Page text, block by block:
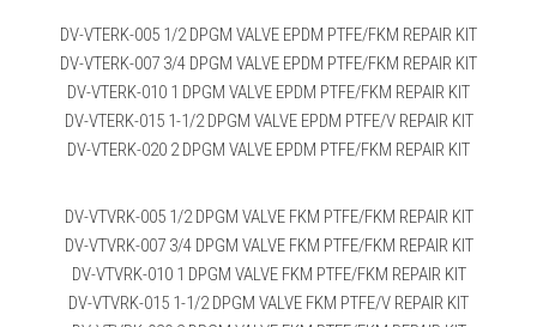
DV-VTERK-005 1/2 DPGM VALVE EPDM PTFE/FKM REPAIR KIT
DV-VTERK-007 3/4 DPGM VALVE EPDM PTFE/FKM REPAIR KIT
DV-VTERK-010 1 DPGM VALVE EPDM PTFE/FKM REPAIR KIT
DV-VTERK-015 1-1/2 DPGM VALVE EPDM PTFE/V REPAIR KIT
DV-VTERK-020 2 DPGM VALVE EPDM PTFE/FKM REPAIR KIT
DV-VTVRK-005 1/2 DPGM VALVE FKM PTFE/FKM REPAIR KIT
DV-VTVRK-007 3/4 DPGM VALVE FKM PTFE/FKM REPAIR KIT
DV-VTVRK-010 1 DPGM VALVE FKM PTFE/FKM REPAIR KIT
DV-VTVRK-015 1-1/2 DPGM VALVE FKM PTFE/V REPAIR KIT